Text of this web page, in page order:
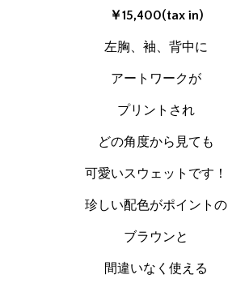
￥15,400(tax in)
左胸、袖、背中に
アートワークが
プリントされ
どの角度から見ても
可愛いスウェットです！
珍しい配色がポイントの
ブラウンと
間違いなく使える